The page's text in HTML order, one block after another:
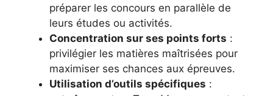
préparer les concours en parallèle de
leurs études ou activités.
Concentration sur ses points forts :
privilégier les matières maîtrisées pour
maximiser ses chances aux épreuves.
Utilisation d’outils spécifiques :